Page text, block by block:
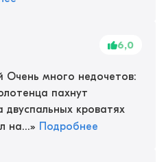
6,0
Очень много недочетов:
пахнут
кроватях
на...» Подробнее